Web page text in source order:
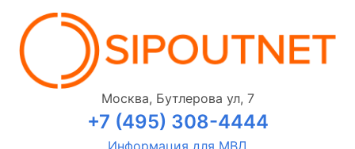
Москва, Бутлерова ул, 7
+7 (495) 308-4444